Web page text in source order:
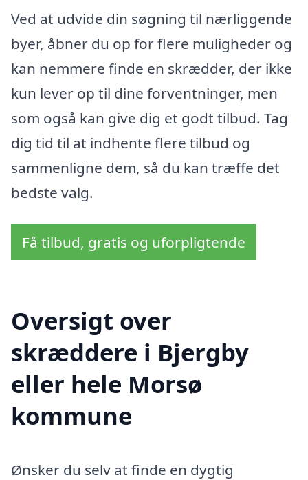
Ved at udvide din søgning til nærliggende
byer, åbner du op for flere muligheder og
kan nemmere finde en skrædder, der ikke
kun lever op til dine forventninger, men
som også kan give dig et godt tilbud. Tag
dig tid til at indhente flere tilbud og
sammenligne dem, så du kan træffe det
bedste valg.
Få tilbud, gratis og uforpligtende
Oversigt over
skræddere i Bjergby
eller hele Morsø
kommune
Ønsker du selv at finde en dygtig